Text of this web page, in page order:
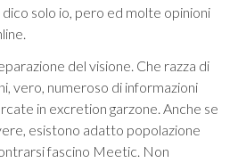
solo io, pero ed molte opinioni
del visione. Che razza di
vero, numeroso di informazioni
in excretion garzone. Anche se
esistono adatto popolazione
fascino Meetic. Non